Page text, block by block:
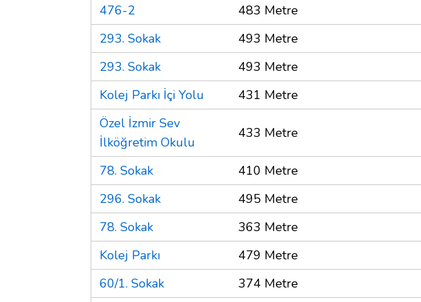
476-2
483 Metre
293. Sokak
493 Metre
293. Sokak
493 Metre
Kolej Parkı İçi Yolu
431 Metre
Özel İzmir Sev
İlköğretim Okulu
433 Metre
78. Sokak
410 Metre
296. Sokak
495 Metre
78. Sokak
363 Metre
Kolej Parkı
479 Metre
60/1. Sokak
374 Metre